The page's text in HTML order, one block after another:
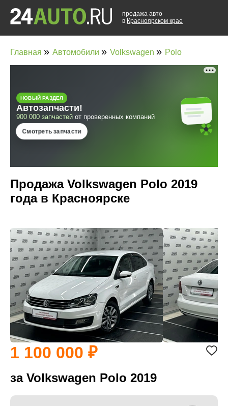
продажа авто
в Красноярском крае
Главная » Автомобили » Volkswagen » Polo
Продажа Volkswagen Polo 2019
года в Красноярске
1 100 000
за Volkswagen Polo 2019